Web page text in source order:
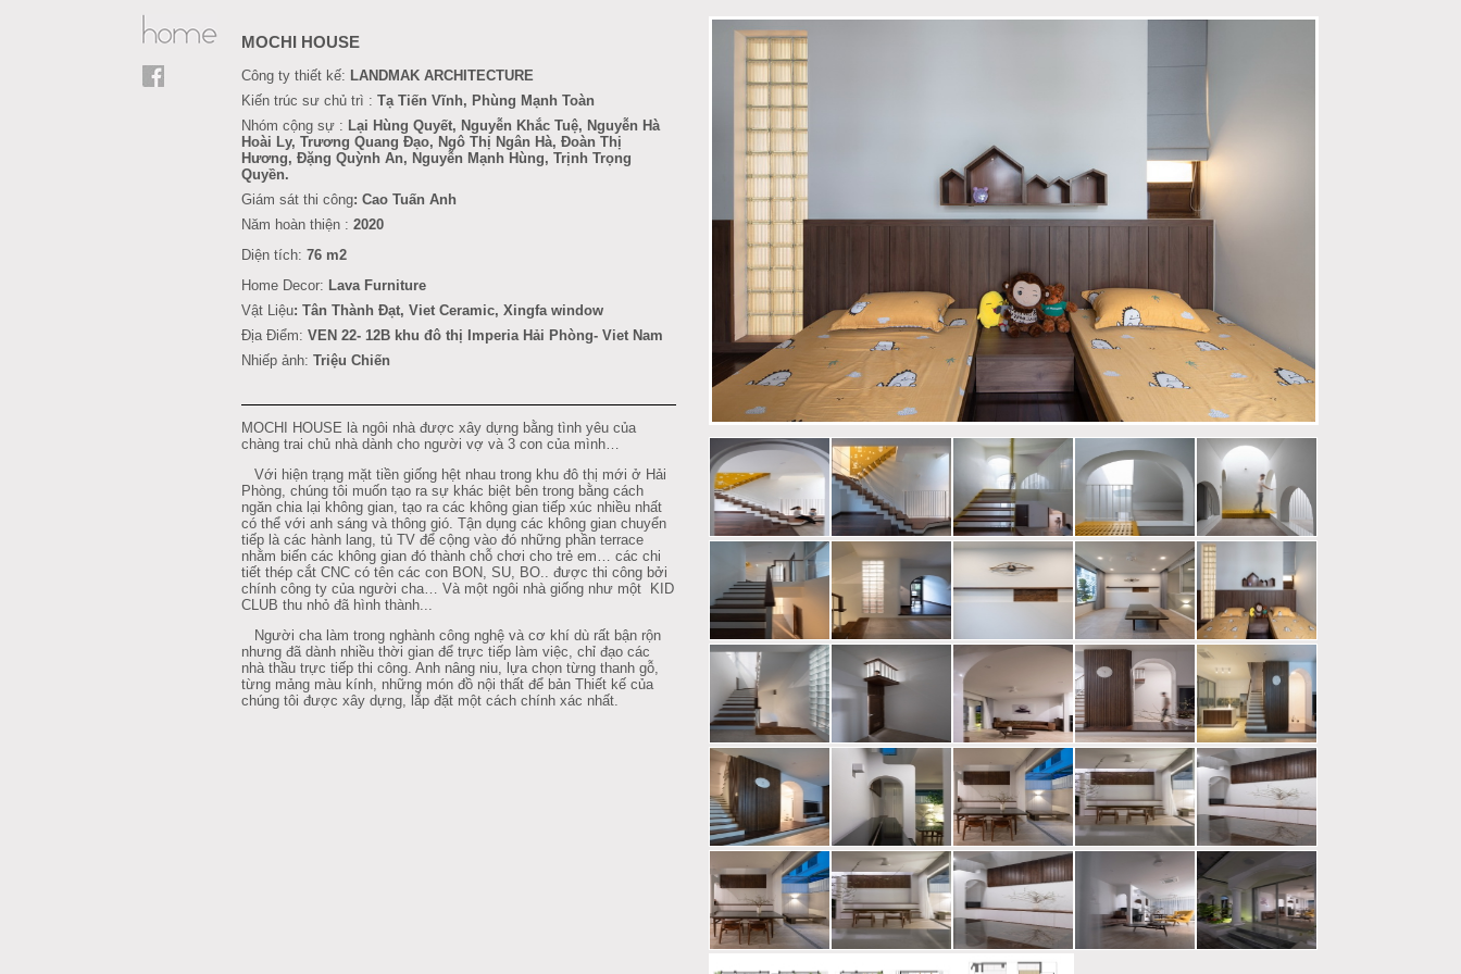
MOCHI HOUSE
Công ty thiết kế: LANDMAK ARCHITECTURE
Kiến trúc sư chủ trì : Tạ Tiến Vĩnh, Phùng Mạnh Toàn
Nhóm cộng sự : Lại Hùng Quyết, Nguyễn Khắc Tuệ, Nguyễn Hà
Hoài Ly, Trương Quang Đạo, Ngô Thị Ngân Hà, Đoàn Thị
Hương, Đặng Quỳnh An, Nguyễn Mạnh Hùng, Trịnh Trọng
Quyền.
Giám sát thi công: Cao Tuấn Anh
Năm hoàn thiện : 2020
Diện tích: 76 m2
Home Decor: Lava Furniture
Vật Liệu: Tân Thành Đạt, Viet Ceramic, Xingfa window
Địa Điểm: VEN 22- 12B khu đô thị Imperia Hải Phòng- Viet Nam
Nhiếp ảnh: Triệu Chiến
MOCHI HOUSE là ngôi nhà được xây dựng bằng tình yêu của
chàng trai chủ nhà dành cho người vợ và 3 con của mình…
Với hiện trạng mặt tiền giống hệt nhau trong khu đô thị mới ở Hải
Phòng, chúng tôi muốn tạo ra sự khác biệt bên trong bằng cách
ngăn chia lại không gian, tạo ra các không gian tiếp xúc nhiều nhất
có thể với anh sáng và thông gió. Tận dụng các không gian chuyển
tiếp là các hành lang, tủ TV để cộng vào đó những phần terrace
nhằm biến các không gian đó thành chỗ chơi cho trẻ em… các chi
tiết thép cắt CNC có tên các con BON, SU, BO.. được thi công bởi
chính công ty của người cha… Và một ngôi nhà giống như một KID
CLUB thu nhỏ đã hình thành...
Người cha làm trong nghành công nghệ và cơ khí dù rất bận rộn
nhưng đã dành nhiều thời gian để trực tiếp làm việc, chỉ đạo các
nhà thầu trực tiếp thi công. Anh nâng niu, lựa chọn từng thanh gỗ,
từng mảng màu kính, những món đồ nội thất để bản Thiết kế của
chúng tôi được xây dựng, lắp đặt một cách chính xác nhất.